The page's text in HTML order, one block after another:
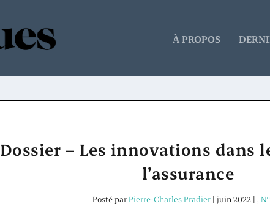
À PROPOS
Dossier – Les innovations dans
l’assurance
Posté parPierre-Charles Pradier | juin 2022 | ,